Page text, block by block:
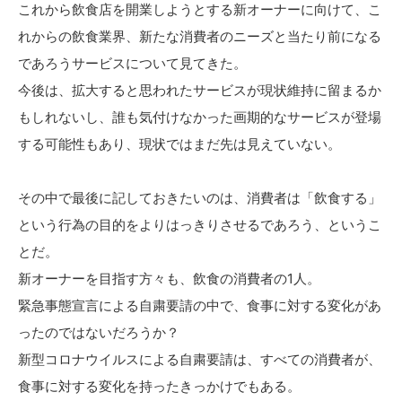
これから飲食店を開業しようとする新オーナーに向けて、こ
れからの飲食業界、新たな消費者のニーズと当たり前になる
であろうサービスについて見てきた。
今後は、拡大すると思われたサービスが現状維持に留まるか
もしれないし、誰も気付けなかった画期的なサービスが登場
する可能性もあり、現状ではまだ先は見えていない。
その中で最後に記しておきたいのは、消費者は「飲食する」
という行為の目的をよりはっきりさせるであろう、というこ
とだ。
新オーナーを目指す方々も、飲食の消費者の1人。
緊急事態宣言による自粛要請の中で、食事に対する変化があ
ったのではないだろうか？
新型コロナウイルスによる自粛要請は、すべての消費者が、
食事に対する変化を持ったきっかけでもある。